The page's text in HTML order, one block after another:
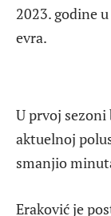
2023. godine
evra.
U prvoj sezoni
aktuelnoj
smanjio
Eraković je